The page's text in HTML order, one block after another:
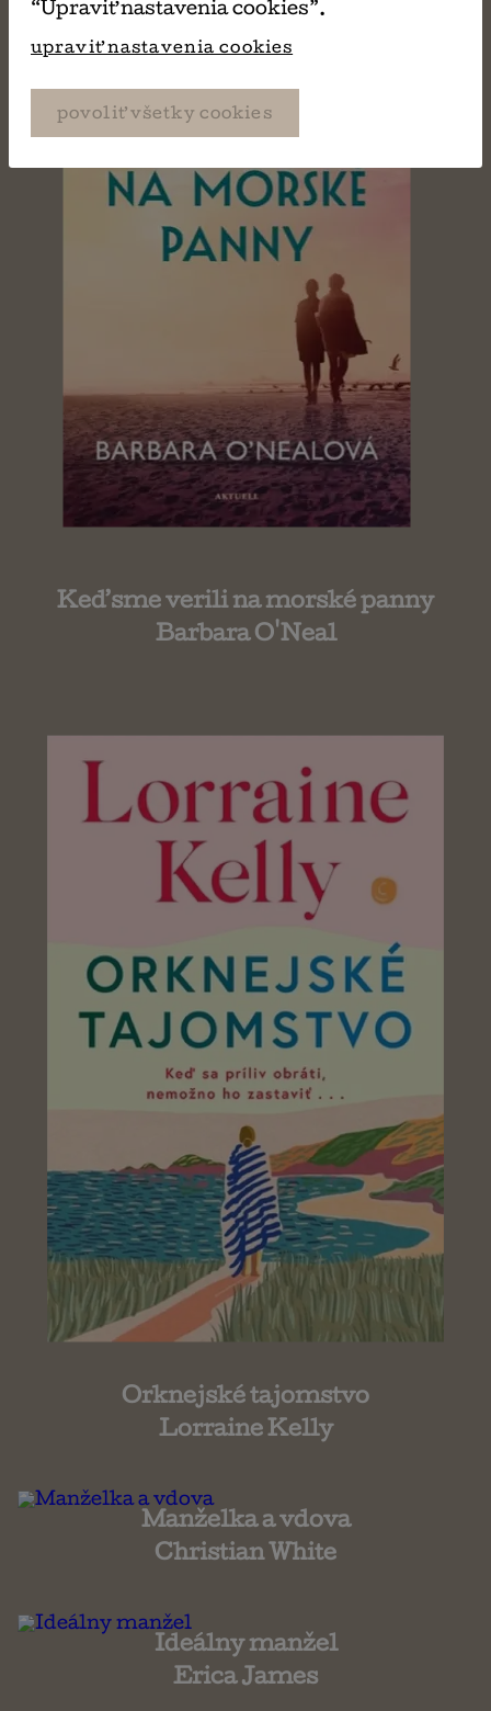
Keď sme verili na morské panny
Barbara O'Neal
Orknejské tajomstvo
Lorraine Kelly
Manželka a vdova
Christian White
Ideálny manžel
Erica James
“Upraviť nastavenia cookies”.
upraviť nastavenia cookies
povoliť všetky cookies